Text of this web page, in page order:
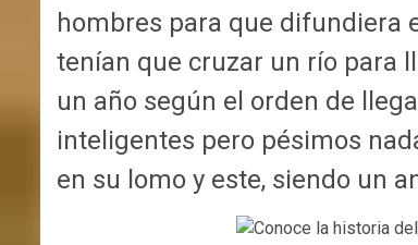
hombres para que difundiera
tenían que cruzar un río para
un año según el orden de
inteligentes pero pésimos
en su lomo y este, siendo un